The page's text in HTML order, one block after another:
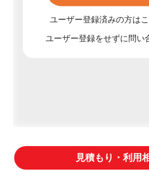
ユーザー登録済みの方は
ユーザー登録をせずに問い
見積もり・利用